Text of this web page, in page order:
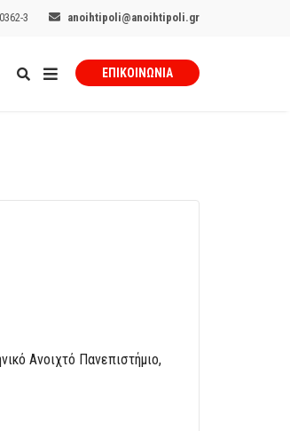
3 anoihtipoli@anoihtipoli.gr
ΕΠΙΚΟΙΝΩΝΊΑ
Ανοιχτό Πανεπιστήμιο,